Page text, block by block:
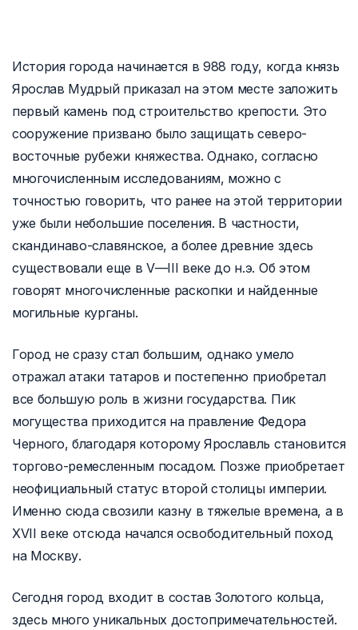
История города начинается в 988 году, когда князь
Ярослав Мудрый приказал на этом месте заложить
первый камень под строительство крепости. Это
сооружение призвано было защищать северо-
восточные рубежи княжества. Однако, согласно
многочисленным исследованиям, можно с
точностью говорить, что ранее на этой территории
уже были небольшие поселения. В частности,
скандинаво-славянское, а более древние здесь
существовали еще в V—III веке до н.э. Об этом
говорят многочисленные раскопки и найденные
могильные курганы.
Город не сразу стал большим, однако умело
отражал атаки татаров и постепенно приобретал
все большую роль в жизни государства. Пик
могущества приходится на правление Федора
Черного, благодаря которому Ярославль становится
торгово-ремесленным посадом. Позже приобретает
неофициальный статус второй столицы империи.
Именно сюда свозили казну в тяжелые времена, а в
XVII веке отсюда начался освободительный поход
на Москву.
Сегодня город входит в состав Золотого кольца,
здесь много уникальных достопримечательностей.